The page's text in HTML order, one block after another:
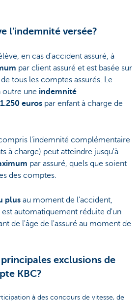
l'indemnité versée?
en cas d'accident assuré, à
par client assuré et est basée sur
tous les comptes assurés. Le
outre une indemnité
euros par enfant à charge de
l'indemnité complémentaire
à charge) peut atteindre jusqu'à
par assuré, quels que soient
des comptes.
plus au moment de l'accident,
automatiquement réduite d'un
de l'âge de l'assuré au moment de
exclusions de
KBC?
à des concours de vitesse, de